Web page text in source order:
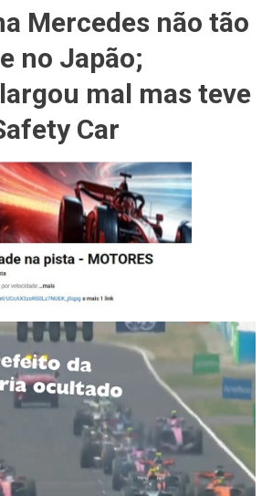
DO
TRANSMISSÃO
Da
ESCONDENDO
O
DEFEITO
Da
BATERIA
Mercedes não tão
no Japão;
mal mas teve
Car